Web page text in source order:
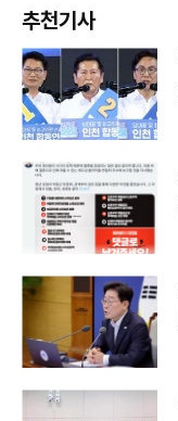
추천기사